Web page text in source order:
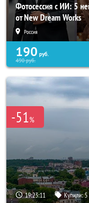
Фотосессия с ИИ: 5
от New Dream Works
Россия
190 руб.
490руб.
-51%
19:23:07 Купили:5